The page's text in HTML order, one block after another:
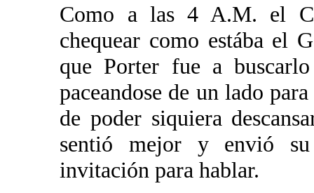
Como a las 4 A.M. el
chequear como estába el
que Porter fue a
paceandose de un lado
de poder siquiera
sentió mejor y envió su
invitación para hablar.